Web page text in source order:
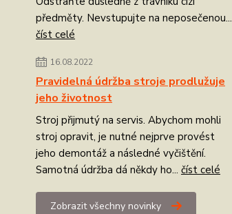
předměty. Nevstupujte na neposečenou...
číst celé
16.08.2022
Pravidelná údržba stroje prodlužuje
jeho životnost
Stroj přijmutý na servis. Abychom mohli
stroj opravit, je nutné nejprve provést
jeho demontáž a následné vyčištění.
Samotná údržba dá někdy ho... číst celé
Zobrazit všechny novinky